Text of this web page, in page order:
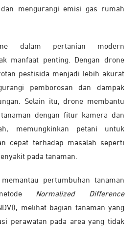
mengurangi emisi gas rumah
dalam pertanian modern
manfaat penting. Dengan drone
pestisida menjadi lebih akurat
pemborosan dan dampak
Selain itu, drone membantu
dengan fitur kamera dan
memungkinkan petani untuk
cepat terhadap masalah seperti
pada tanaman.
pertumbuhan tanaman
Normalized Difference
melihat bagian tanaman yang
perawatan pada area yang tidak